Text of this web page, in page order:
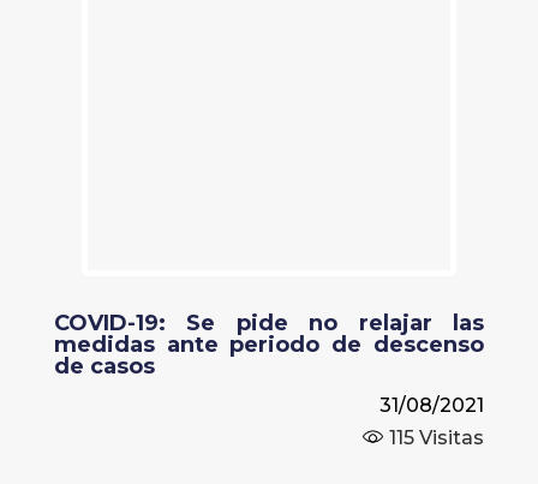
COVID-19: Se pide no relajar las
medidas ante periodo de descenso
de casos
31/08/2021
115 Visitas